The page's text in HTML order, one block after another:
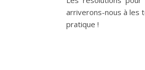
arriverons-nous à les
pratique !